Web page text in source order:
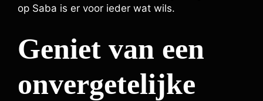
op Saba is er voor ieder wat wils.
Geniet van een
onvergetelijke